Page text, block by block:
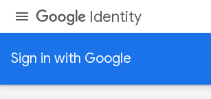
Identity
Sign in with Google